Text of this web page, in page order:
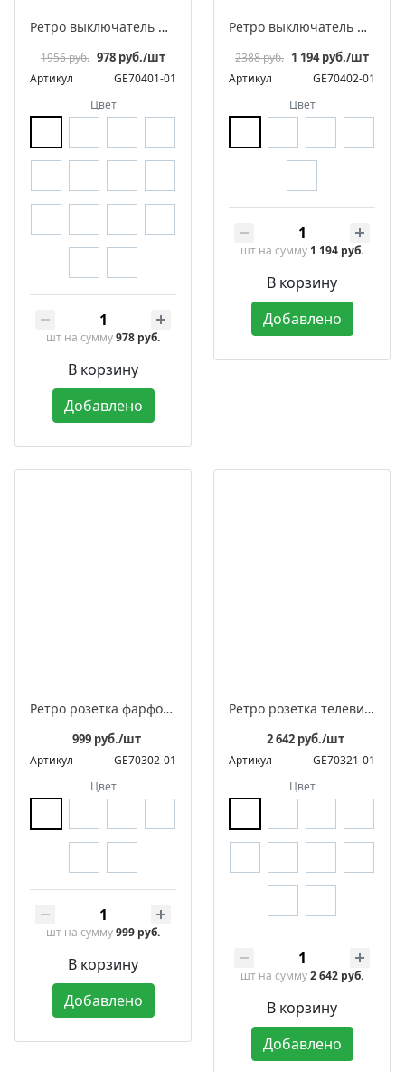
Ретро выключатель фарфоровый поворотный на 4 положения двухклавишный, серия «МезонинЪ», разборная конструкция
1956 руб. 978 руб./шт
Артикул
GE70401-01
Цвет
шт на сумму978 руб.
В корзину
Добавлено
Ретро выключатель фарфоровый поворотный перекрестный, серия «МезонинЪ», разборная конструкция
2388 руб. 1 194 руб./шт
Артикул
GE70402-01
Цвет
шт на сумму 1 194 руб.
В корзину
Добавлено
Ретро розетка фарфоровая электрическая с заземляющим контактом, серия "АВРОРА"
999 руб./шт
Артикул
GE70302-01
Цвет
шт на сумму999 руб.
В корзину
Добавлено
Ретро розетка телевизионная оконечная фарфоровая, серия "МЕЗОНИНЪ"
2 642 руб./шт
Артикул
GE70321-01
Цвет
шт на сумму2 642 руб.
В корзину
Добавлено